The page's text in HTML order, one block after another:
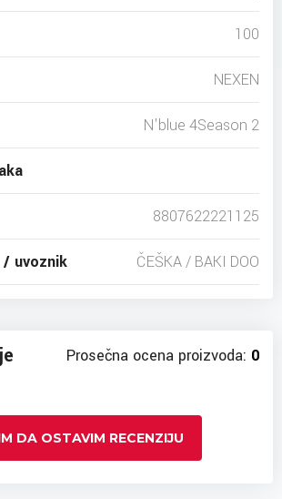
100
NEXEN
N'blue 4Season 2
8807622221125
/ uvoznik ČEŠKA / BAKI DOO
Prosečna ocena proizvoda: 0
DA OSTAVIM RECENZIJU